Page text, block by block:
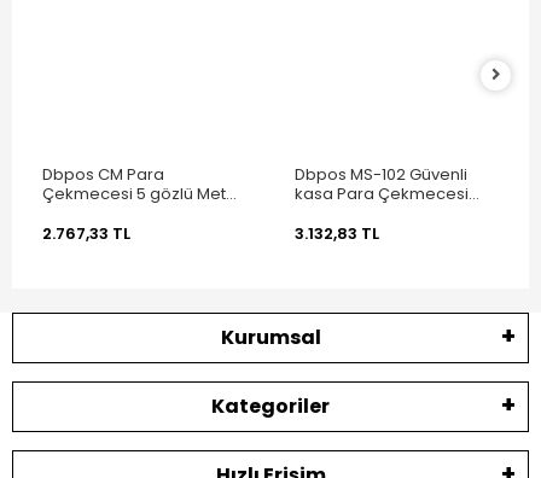
Dbpos CM Para
Çekmecesi 5 gözlü Metal
2.767,33 TL
Dbpos MS-102 Güvenli
kasa Para Çekmecesi
3.132,83 TL
Kurumsal
Kategoriler